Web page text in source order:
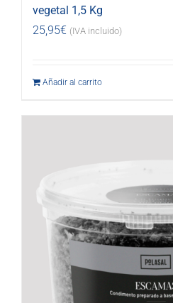
vegetal 1,5 Kg
25,95€ (IVA incluido)
Añadir al carrito